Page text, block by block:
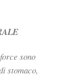
sono
stomaco,